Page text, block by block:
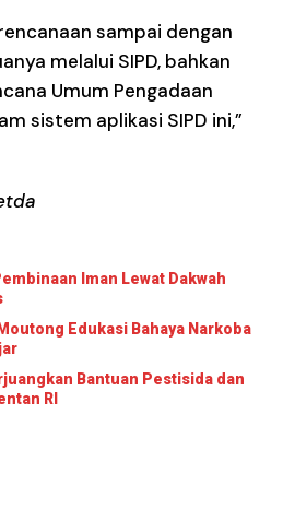
sampai dengan
melalui SIPD, bahkan
Umum Pengadaan
sistem aplikasi SIPD ini,”
Iman Lewat Dakwah
Edukasi Bahaya Narkoba
Bantuan Pestisida dan
RI